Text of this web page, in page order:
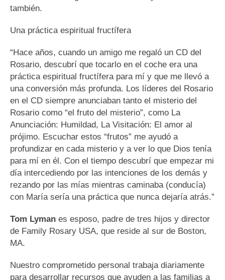
también.
Una práctica espiritual fructífera
“Hace años, cuando un amigo me regaló un CD del
Rosario, descubrí que tocarlo en el coche era una
práctica espiritual fructífera para mí y que me llevó a
una conversión más profunda. Los líderes del Rosario
en el CD siempre anunciaban tanto el misterio del
Rosario como “el fruto del misterio”, como La
Anunciación: Humildad, La Visitación: El amor al
prójimo. Escuchar estos “frutos” me ayudó a
profundizar en cada misterio y a ver lo que Dios tenía
para mí en él. Con el tiempo descubrí que empezar mi
día intercediendo por las intenciones de los demás y
rezando por las mías mientras caminaba (conducía)
con María sería una práctica que nunca dejaría atrás.”
Tom Lyman es esposo, padre de tres hijos y director
de Family Rosary USA, que reside al sur de Boston,
MA.
Nuestro comprometido personal trabaja diariamente
para desarrollar recursos que ayuden a las familias a